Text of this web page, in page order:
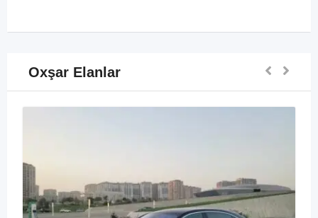
Oxşar Elanlar